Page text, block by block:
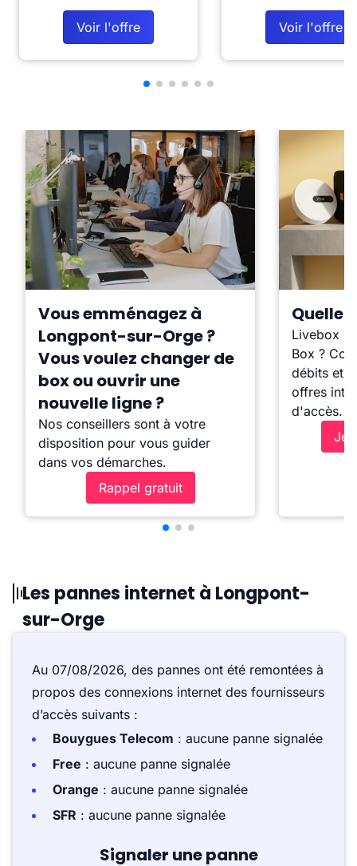
Voir l'offre Voir l'offre
Vous emménagez à
Longpont-sur-Orge ?
Vous voulez changer de
box ou ouvrir une
nouvelle ligne ?
Nos conseillers sont à votre
disposition pour vous guider
dans vos démarches.
Rappel gratuit
Quelle
Livebox ?
Box ?
débits et
offres
d'accès.
Je
Les pannes internet à Longpont-
sur-Orge
Au 07/08/2026, des pannes ont été remontées à
propos des connexions internet des fournisseurs
d’accès suivants :
Bouygues Telecom : aucune panne signalée
Free : aucune panne signalée
Orange : aucune panne signalée
SFR : aucune panne signalée
Signaler une panne